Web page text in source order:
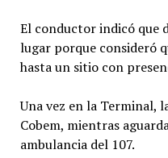
El conductor indicó que
lugar porque consideró
hasta un sitio con
Una vez en la Terminal,
Cobem, mientras
ambulancia del 107.